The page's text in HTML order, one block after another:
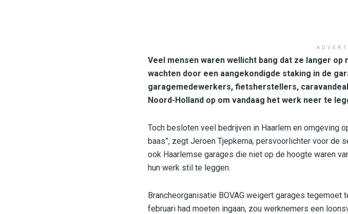
Veel mensen waren wellicht bang dat ze langer
wachten door een aangekondigde staking in de
garagemedewerkers, fietsherstellers,
Noord-Holland op om vandaag het werk neer te
Toch besloten veel bedrijven in Haarlem en omgeving
baas”, zegt Jeroen Tjepkema, persvoorlichter voor de
ook Haarlemse garages die niet op de hoogte waren
hun werk stil te leggen.
Brancheorganisatie BOVAG weigert garages
februari had moeten ingaan, zou werknemers een